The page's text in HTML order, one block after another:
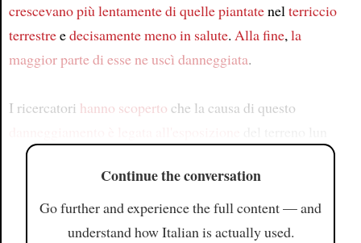
crescevano più lentamente diquelle piantatenelterriccio
terrestreedecisamentemeno in salute. Alla fine,la
maggior parte di essene uscì danneggiata.
I ricercatori hanno scoperto che la causa di questo
Continue the conversation
Go further and experience the full content — and
understand how Italian is actually used.